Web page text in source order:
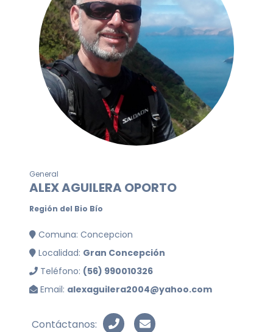
General
ALEX AGUILERA OPORTO
Región del Bio Bío
Comuna: Concepcion
Localidad: Gran Concepción
Teléfono: (56) 990010326
Email: alexaguilera2004@yahoo.com
Contáctanos: